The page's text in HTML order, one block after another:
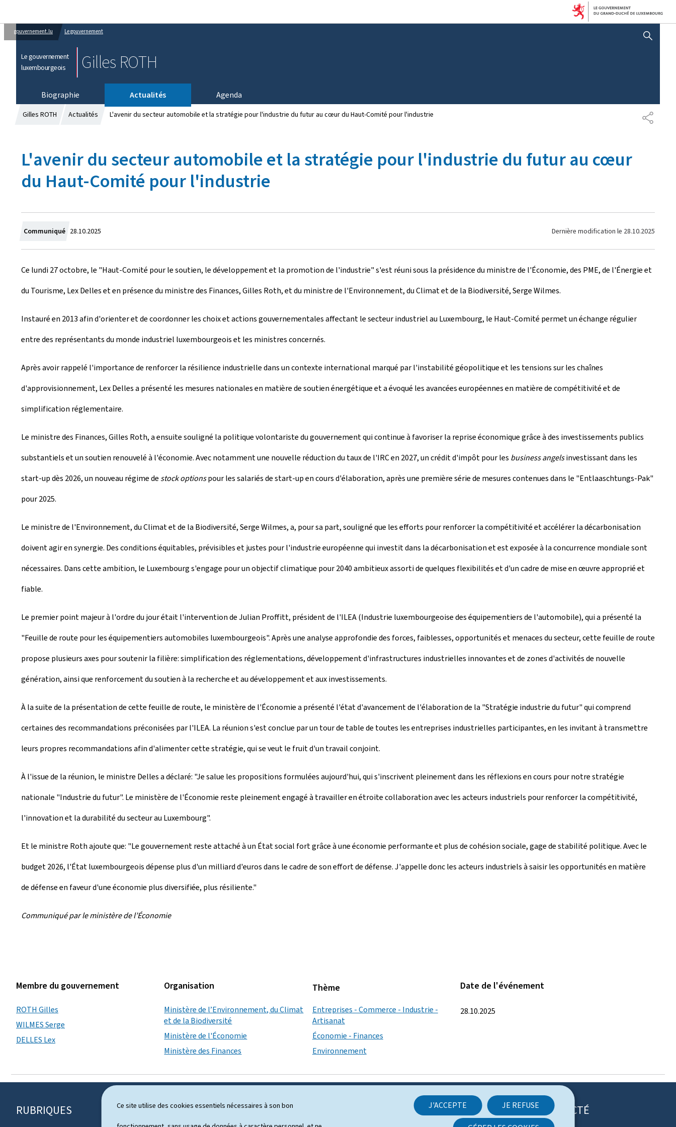
Ce site utilise des cookies essentiels nécessaires à son bon J'ACCEPTE JE REFUSE
gouvernement.lu Le gouvernement
Le gouvernement
luxembourgeois
Gilles ROTH
AFFICHER / MASQUER LA RECHERCHE
Biographie Actualités Agenda
P
A
Gilles ROTH Actualités L'avenir du secteur automobile et la stratégie pour l'industrie du futur au cœur du Haut-Comité pour l'industrie
L'avenir du secteur automobile et la stratégie pour l'industrie du futur au cœur
du Haut-Comité pour l'industrie
Communiqué C
r
é
e
e
28.10.2025 Dernière modification le 28.10.2025
Ce lundi 27 octobre, le "Haut-Comité pour le soutien, le développement et la promotion de l'industrie" s'est réuni sous la présidence du ministre de l'Économie, des PME, de l'Énergie et
du Tourisme, Lex Delles et en présence du ministre des Finances, Gilles Roth, et du ministre de l'Environnement, du Climat et de la Biodiversité, Serge Wilmes.
Instauré en 2013 afin d'orienter et de coordonner les choix et actions gouvernementales affectant le secteur industriel au Luxembourg, le Haut-Comité permet un échange régulier
entre des représentants du monde industriel luxembourgeois et les ministres concernés.
Après avoir rappelé l'importance de renforcer la résilience industrielle dans un contexte international marqué par l'instabilité géopolitique et les tensions sur les chaînes
d'approvisionnement, Lex Delles a présenté les mesures nationales en matière de soutien énergétique et a évoqué les avancées européennes en matière de compétitivité et de
simplification réglementaire.
Le ministre des Finances, Gilles Roth, a ensuite souligné la politique volontariste du gouvernement qui continue à favoriser la reprise économique grâce à des investissements publics
substantiels et un soutien renouvelé à l'économie. Avec notamment une nouvelle réduction du taux de l'IRC en 2027, un crédit d'impôt pour les business angelsinvestissant dans les
start-up dès 2026, un nouveau régime de stock optionspour les salariés de start-up en cours d'élaboration, après une première série de mesures contenues dans le "Entlaaschtungs-Pak"
pour 2025.
Le ministre de l'Environnement, du Climat et de la Biodiversité, Serge Wilmes, a, pour sa part, souligné que les efforts pour renforcer la compétitivité et accélérer la décarbonisation
doivent agir en synergie. Des conditions équitables, prévisibles et justes pour l'industrie européenne qui investit dans la décarbonisation et est exposée à la concurrence mondiale sont
nécessaires. Dans cette ambition, le Luxembourg s'engage pour un objectif climatique pour 2040 ambitieux assorti de quelques flexibilités et d'un cadre de mise en œuvre approprié et
fiable.
Le premier point majeur à l'ordre du jour était l'intervention de Julian Proffitt, président de l'ILEA (Industrie luxembourgeoise des équipementiers de l'automobile), qui a présenté la
"Feuille de route pour les équipementiers automobiles luxembourgeois". Après une analyse approfondie des forces, faiblesses, opportunités et menaces du secteur, cette feuille de route
propose plusieurs axes pour soutenir la filière: simplification des réglementations, développement d'infrastructures industrielles innovantes et de zones d'activités de nouvelle
génération, ainsi que renforcement du soutien à la recherche et au développement et aux investissements.
À la suite de la présentation de cette feuille de route, le ministère de l'Économie a présenté l'état d'avancement de l'élaboration de la "Stratégie industrie du futur" qui comprend
certaines des recommandations préconisées par l'ILEA. La réunion s'est conclue par un tour de table de toutes les entreprises industrielles participantes, en les invitant à transmettre
leurs propres recommandations afin d'alimenter cette stratégie, qui se veut le fruit d'un travail conjoint.
À l'issue de la réunion, le ministre Delles a déclaré: "Je salue les propositions formulées aujourd'hui, qui s'inscrivent pleinement dans les réflexions en cours pour notre stratégie
nationale "Industrie du futur". Le ministère de l'Économie reste pleinement engagé à travailler en étroite collaboration avec les acteurs industriels pour renforcer la compétitivité,
l'innovation et la durabilité du secteur au Luxembourg".
Et le ministre Roth ajoute que: "Le gouvernement reste attaché à un État social fort grâce à une économie performante et plus de cohésion sociale, gage de stabilité politique. Avec le
budget 2026, l'État luxembourgeois dépense plus d'un milliard d'euros dans le cadre de son effort de défense. J'appelle donc les acteurs industriels à saisir les opportunités en matière
de défense en faveur d'une économie plus diversifiée, plus résiliente."
Communiqué par le ministère de l’Économie
Membre du gouvernement
ROTH Gilles
WILMES Serge
DELLES Lex
Organisation
Ministère de l’Environnement, du Climat
et de la Biodiversité
Ministère de l'Économie
Ministère des Finances
Thème
Entreprises - Commerce - Industrie -
Artisanat
Économie - Finances
Environnement
Date de l'événement
28.10.2025
PRUBRIQUES RESTEZ CONNECTÉ